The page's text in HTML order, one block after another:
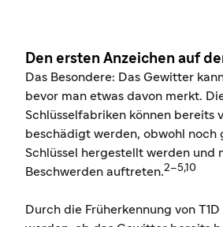
Den ersten Anzeichen auf
Das Besondere: Das Gewitter
bevor man etwas davon merkt.
Schlüsselfabriken können bereits
beschädigt werden, obwohl noch
Schlüssel hergestellt werden und
Beschwerden auftreten.2–5,10
Durch die Früherkennung von